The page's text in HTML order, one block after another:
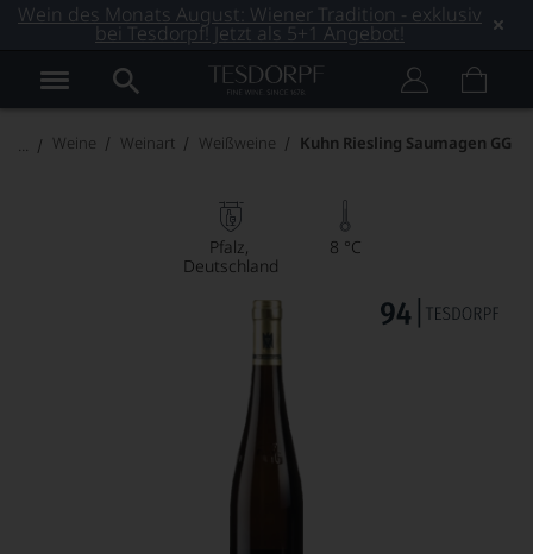
Wein des Monats August: Wiener Tradition - exklusiv
bei Tesdorpf! Jetzt als 5+1 Angebot!
Weine Weinart Weißweine Kuhn Riesling Saumagen GG
Pfalz
Deutschland
8 °C